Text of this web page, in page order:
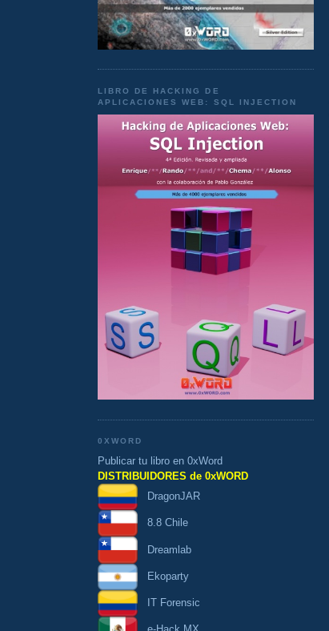
LIBRO DE HACKING DE
APLICACIONES WEB: SQL INJECTION
0XWORD
Publicar tu libro en 0xWord
DISTRIBUIDORES de 0xWORD
DragonJAR
8.8 Chile
Dreamlab
Ekoparty
IT Forensic